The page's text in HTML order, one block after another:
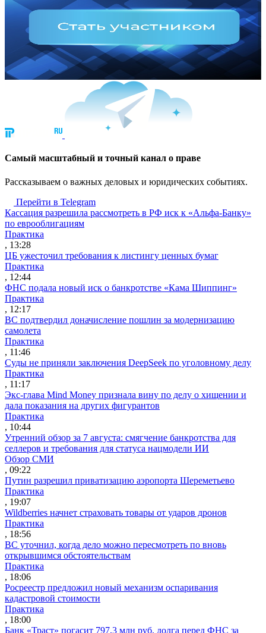
Cамый масштабный и точный канал о праве
Рассказываем о важных деловых и юридических событиях.
Перейти в Telegram
Кассация разрешила рассмотреть в РФ иск к «Альфа-Банку»
по еврооблигациям
Практика
, 13:28
ЦБ ужесточил требования к листингу ценных бумаг
Практика
, 12:44
ФНС подала новый иск о банкротстве «Кама Шиппинг»
Практика
, 12:17
ВС подтвердил доначисление пошлин за модернизацию
самолета
Практика
, 11:46
Суды не приняли заключения DeepSeek по уголовному делу
Практика
, 11:17
Экс-глава Mind Money признала вину по делу о хищении и
дала показания на других фигурантов
Практика
, 10:44
Утренний обзор за 7 августа: смягчение банкротства для
селлеров и требования для статуса нацмодели ИИ
Обзор СМИ
, 09:22
Путин разрешил приватизацию аэропорта Шереметьево
Практика
, 19:07
Wildberries начнет страховать товары от ударов дронов
Практика
, 18:56
ВС уточнил, когда дело можно пересмотреть по вновь
открывшимся обстоятельствам
Практика
, 18:06
Росреестр предложил новый механизм оспаривания
кадастровой стоимости
Практика
, 18:00
Банк «Траст» погасит 797,3 млн руб. долга перед ФНС за